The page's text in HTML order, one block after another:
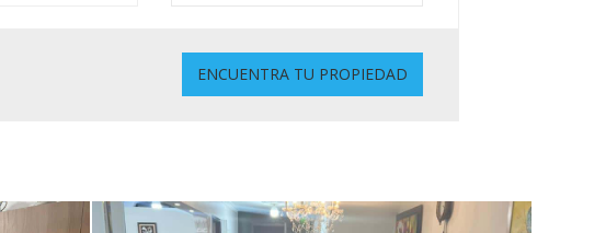
Zona infantil
ENCUENTRA TU PROPIEDAD